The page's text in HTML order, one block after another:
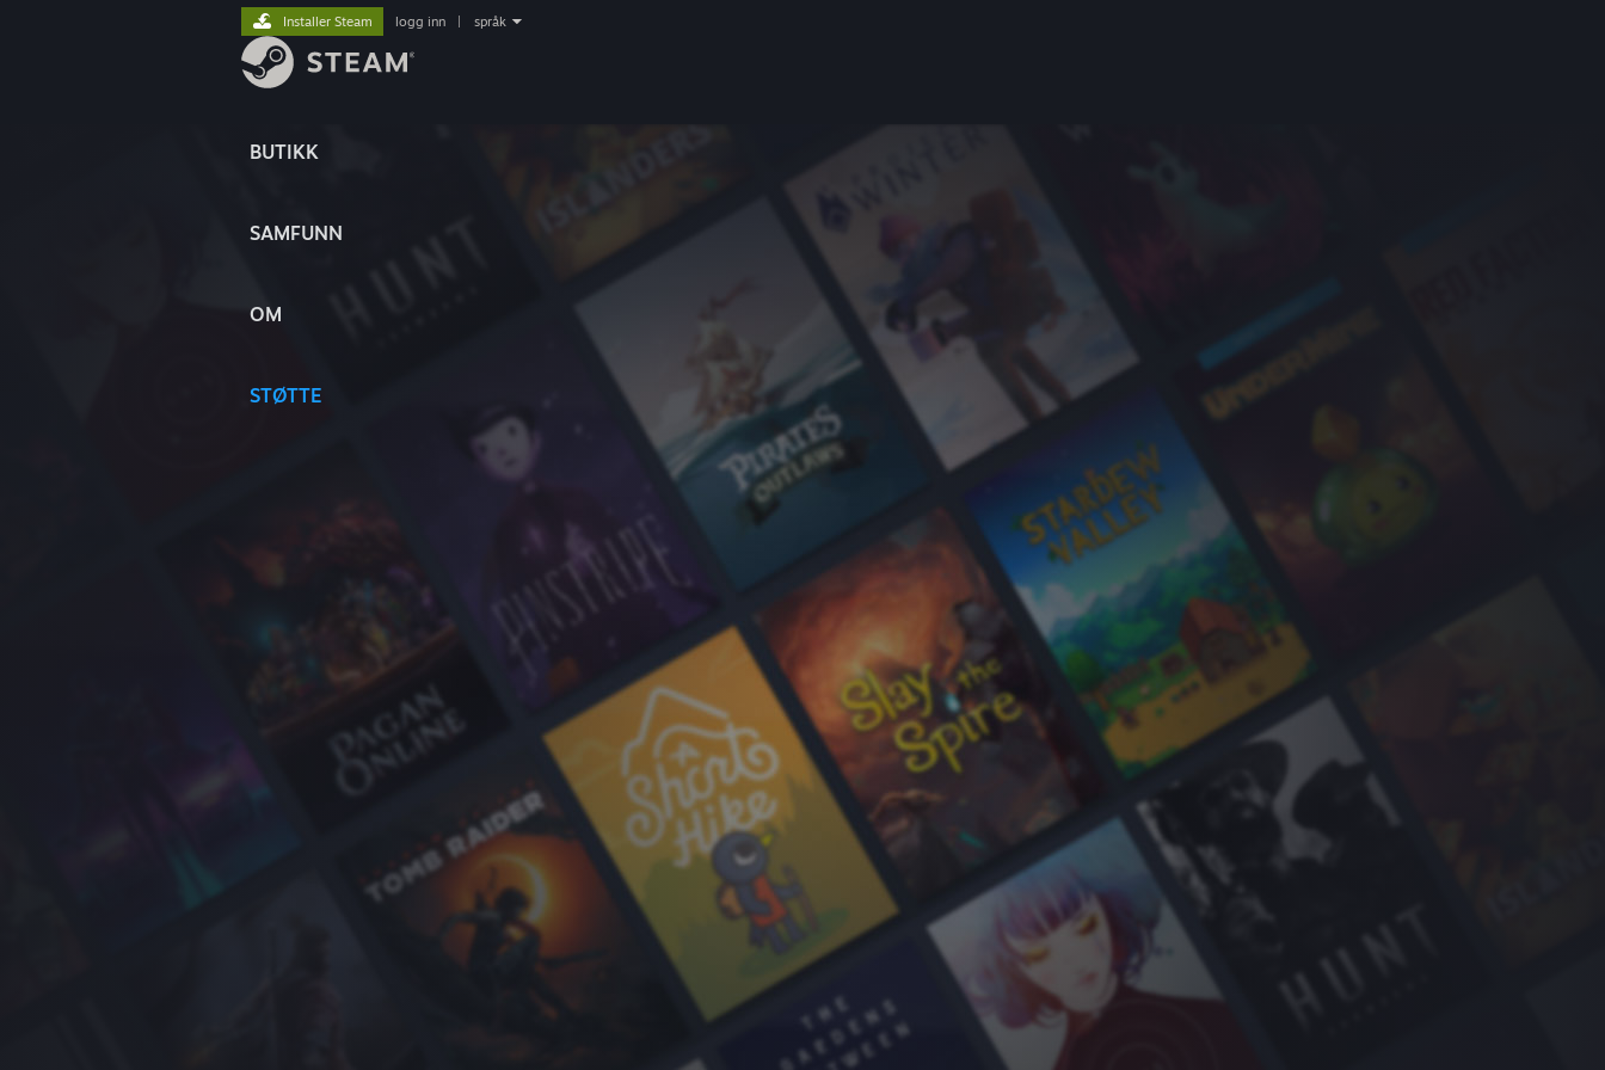
BUTIKK
SAMFUNN
OM
STØTTE
Installer Steam logg inn språk